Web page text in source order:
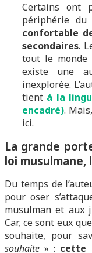
Certains ont
périphérie du
confortable
secondaires.
tout le monde
existe une
inexplorée.
tient à la
encadré).
ici.
La grande
loi musulmane,
Du temps de
pour oser
musulman et aux
Car, ce sont eux
souhaite, pour
souhaite » : cette